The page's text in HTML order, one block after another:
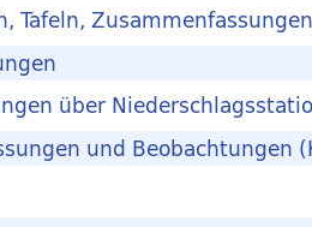
Tafeln, Zusammenfassungen
über
und Beobachtungen